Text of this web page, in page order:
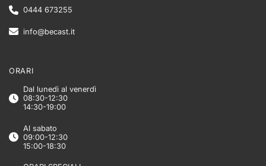
0444 673255
info@becast.it
ORARI
Dal lunedì al venerdì
08:30-12:30
14:30-19:00
Al sabato
09:00-12:30
15:00-18:30